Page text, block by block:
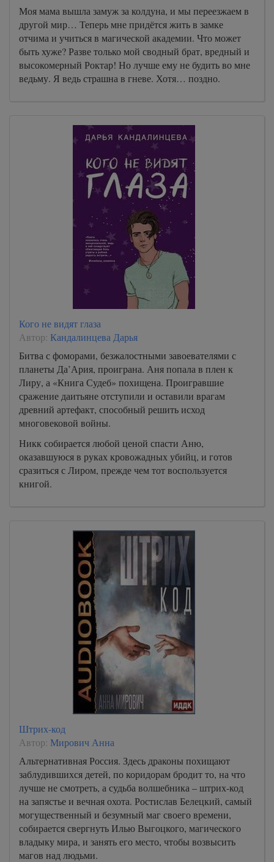
Моя мама вышла замуж за колдуна, и мы переезжаем в
другой мир… Теперь мне придётся жить в замке
отчима и учиться в магической академии. Что может
быть хуже? Разве только мой сводный брат, вредный и
высокомерный Роктар! Но лучше ему не будить во мне
ведьму. Я ведь страшна в гневе. Хотя… поздно.
Кого не видят глаза
Автор: Кандалинцева Дарья
Битва с фоморами, безжалостными завоевателями с
планеты Да’Ария, проиграна. Аня попала в плен к
Лиру, а «Книга Судеб» похищена. Проигравшие
сражение даитьяне отступили и оставили врагам
древний артефакт, способный решить исход
многовековой войны.
Никк собирается любой ценой спасти Аню,
оказавшуюся в руках кровожадных убийц, и готов
сразиться с Лиром, прежде чем тот воспользуется
книгой.
Штрих-код
Автор: Мирович Анна
Альтернативная Россия. Здесь драконы похищают
заблудившихся детей, по коридорам бродит то, на что
лучше не смотреть, а судьба волшебника – штрих-код
на запястье и вечная охота. Ростислав Белецкий, самый
могущественный и безумный маг своего времени,
собирается свергнуть Илью Выгоцкого, магического
владыку мира, и занять его место, чтобы возвысить
магов над людьми.